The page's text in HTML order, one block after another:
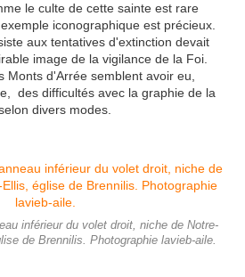
le culte de cette sainte est rare
iconographique est précieux.
aux tentatives d'extinction devait
image de la vigilance de la Foi.
Monts d'Arrée semblent avoir eu,
des difficultés avec la graphie de la
divers modes.
inférieur du volet droit, niche de Notre-
de Brennilis. Photographie lavieb-aile.